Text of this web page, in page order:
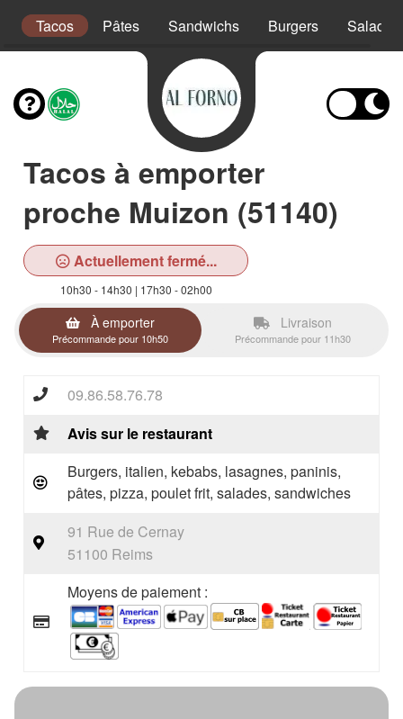
Tacos Pâtes Sandwichs Burgers Salades
Tacos à emporter
proche Muizon (51140)
Actuellement fermé...
10h30 - 14h30 | 17h30 - 02h00
À emporter
Précommande pour 10h50
Livraison
Précommande pour 11h30
09.86.58.76.78
Avis sur le restaurant
Burgers, italien, kebabs, lasagnes, paninis,
pâtes, pizza, poulet frit, salades, sandwiches
91 Rue de Cernay
51100 Reims
Moyens de paiement :